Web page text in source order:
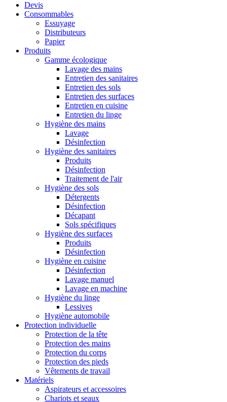
Devis
Consommables
Essuyage
Distributeurs
Papier
Produits
Gamme écologique
Lavage des mains
Entretien des sanitaires
Entretien des sols
Entretien des surfaces
Entretien en cuisine
Entretien du linge
Hygiène des mains
Lavage
Désinfection
Hygiène des sanitaires
Produits
Désinfection
Traitement de l'air
Hygiène des sols
Détergents
Désinfection
Décapant
Sols spécifiques
Hygiène des surfaces
Produits
Désinfection
Hygiène en cuisine
Désinfection
Lavage manuel
Lavage en machine
Hygiène du linge
Lessives
Hygiène automobile
Protection individuelle
Protection de la tête
Protection des mains
Protection du corps
Protection des pieds
Vêtements de travail
Matériels
Aspirateurs et accessoires
Chariots et seaux